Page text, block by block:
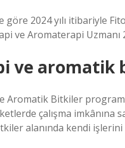
göre 2024 yılı itibariyle
ve Aromaterapi Uzmanı
ve
Aromatik Bitkiler
çalışma imkânına
alanında kendi